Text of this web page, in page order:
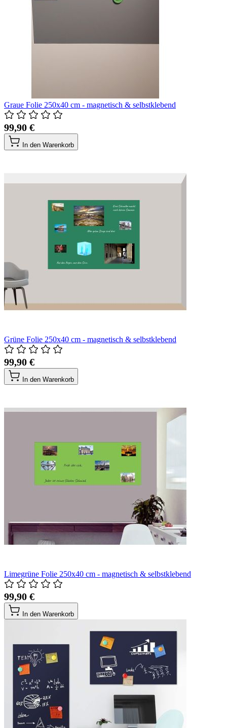
Graue Folie 250x40 cm - magnetisch & selbstklebend
99,90 €
In den Warenkorb
Grüne Folie 250x40 cm - magnetisch & selbstklebend
99,90 €
In den Warenkorb
Limegrüne Folie 250x40 cm - magnetisch & selbstklebend
99,90 €
In den Warenkorb